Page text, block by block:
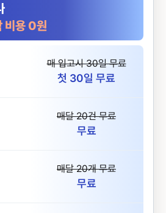
비용 0원
매 입고시 30일 무료
첫 30일 무료
매달 20건 무료
무료
매달 20개 무료
무료